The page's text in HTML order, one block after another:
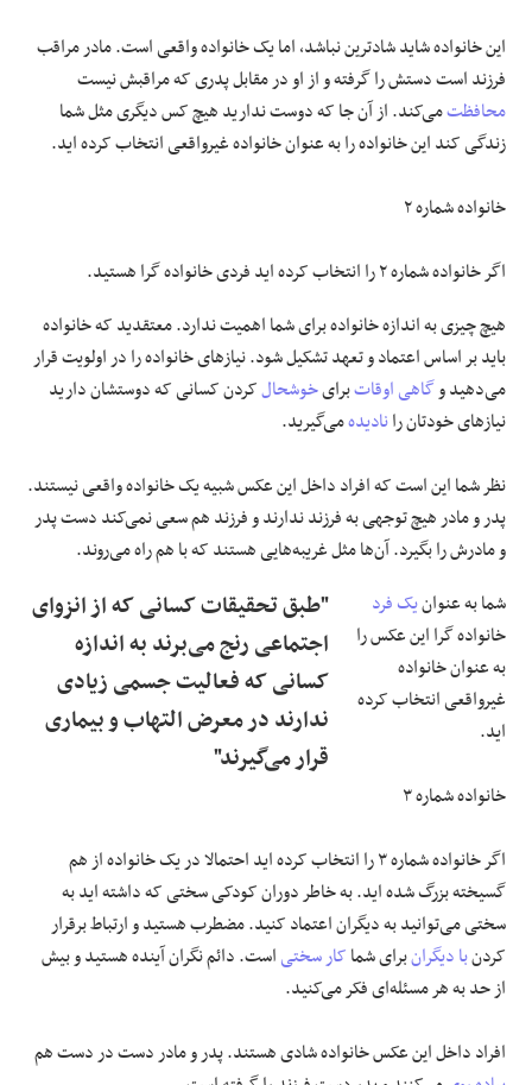
این خانواده شاید شادترین نباشد، اما یک خانواده واقعی است. مادر مراقب
فرزند است دستش را گرفته و از او در مقابل پدری که مراقبش نیست
محافظتمی‌کند. از آن جا که دوست ندارید هیچ کس دیگری مثل شما
زندگی کند این خانواده را به عنوان خانواده غیرواقعی انتخاب کرده اید.
خانواده شماره ۲
اگر خانواده شماره ۲ را انتخاب کرده اید فردی خانواده گرا هستید.
هیچ چیزی به اندازه خانواده برای شما اهمیت ندارد. معتقدید که خانواده
باید بر اساس اعتماد و تعهد تشکیل شود. نیاز‌های خانواده را در اولویت قرار
می‌دهید وگاهی اوقاتبرایخوشحالکردن کسانی که دوستشان دارید
نیاز‌های خودتان رانادیدهمی‌گیرید.
نظر شما این است که افراد داخل این عکس شبیه یک خانواده واقعی نیستند.
پدر و مادر هیچ توجهی به فرزند ندارند و فرزند هم سعی نمی‌کند دست پدر
و مادرش را بگیرد. آن‌ها مثل غریبه‌هایی هستند که با هم راه می‌روند.
"طبق تحقیقات کسانی که از انزوای
اجتماعی رنج می‌برند به اندازه
کسانی که فعالیت جسمی زیادی
ندارند در معرض التهاب و بیماری
قرار می‌گیرند"
شما به عنوانیک فرد
خانواده گرا این عکس را
به عنوان خانواده
غیرواقعی انتخاب کرده
اید.
خانواده شماره ۳
اگر خانواده شماره ۳ را انتخاب کرده اید احتمالا در یک خانواده از هم
گسیخته بزرگ شده اید. به خاطر دوران کودکی سختی که داشته اید به
سختی می‌توانید به دیگران اعتماد کنید. مضطرب هستید و ارتباط برقرار
کردنبا دیگرانبرای شماکار سختیاست. دائم نگران آینده هستید و بیش
از حد به هر مسئله‌ای فکر می‌کنید.
افراد داخل این عکس خانواده شادی هستند. پدر و مادر دست در دست هم